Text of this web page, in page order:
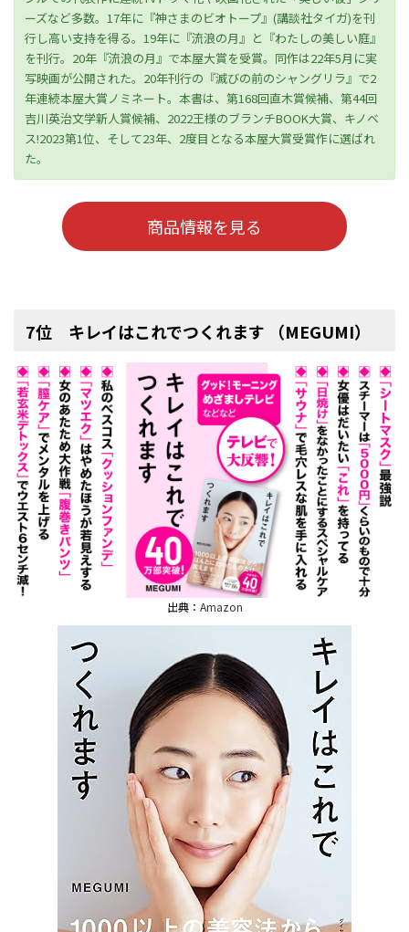
ーズなど多数。17年に『神さまのビオトープ』(講談社タイガ)を刊
行し高い支持を得る。19年に『流浪の月』と『わたしの美しい庭』
を刊行。20年『流浪の月』で本屋大賞を受賞。同作は22年5月に実
写映画が公開された。20年刊行の『滅びの前のシャングリラ』で2
年連続本屋大賞ノミネート。本書は、第168回直木賞候補、第44回
吉川英治文学新人賞候補、2022王様のブランチBOOK大賞、キノベ
ス!2023第1位、そして23年、2度目となる本屋大賞受賞作に選ばれ
た。
商品情報を見る
7位 キレイはこれでつくれます （MEGUMI）
出典： Amazon